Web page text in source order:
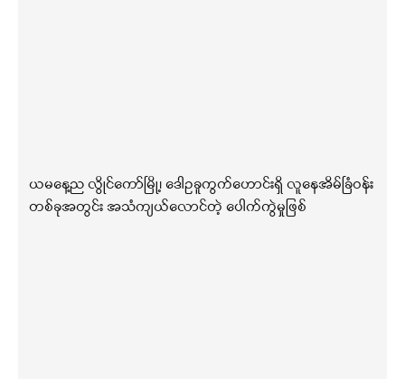
ယမနေ့ည လွိုင်ကော်မြို့၊ ဒေါဥခူကွက်ဟောင်းရှိ လူနေအိမ်ခြံဝန်း
တစ်ခုအတွင်း အသံကျယ်လောင်တဲ့ ပေါက်ကွဲမှုဖြစ်